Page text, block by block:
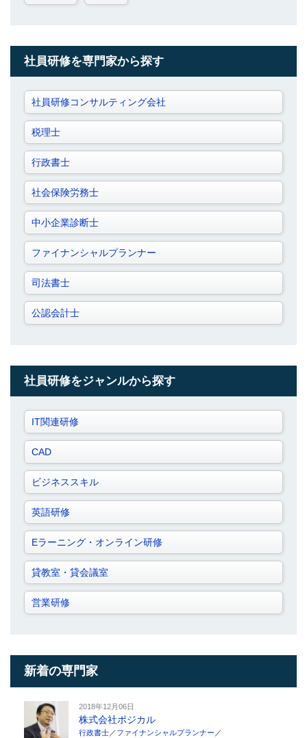
社員研修を専門家から探す
社員研修コンサルティング会社
税理士
行政書士
社会保険労務士
中小企業診断士
ファイナンシャルプランナー
司法書士
公認会計士
社員研修をジャンルから探す
IT関連研修
CAD
ビジネススキル
英語研修
Eラーニング・オンライン研修
貸教室・貸会議室
営業研修
新着の専門家
2018年12月06日
株式会社ポジカル
行政書士 ／ファイナンシャルプランナー ／